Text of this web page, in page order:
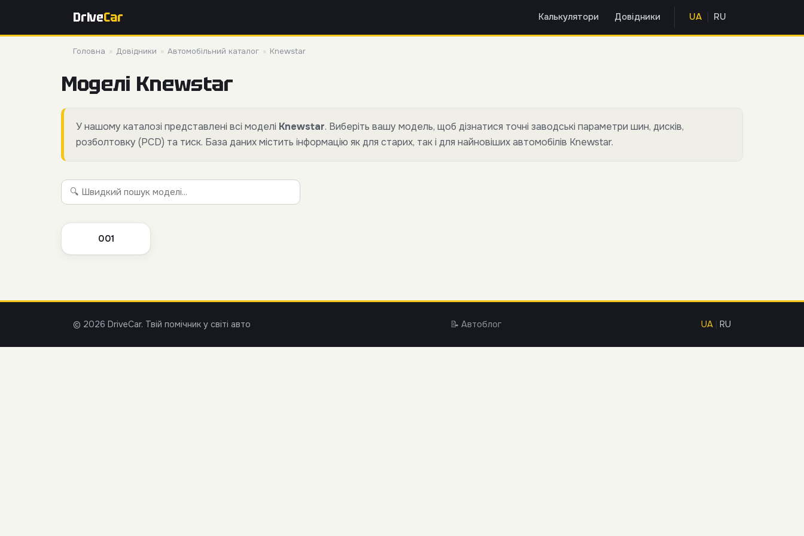
DriveCar Калькулятори Довідники UA RU
Головна » Довідники » Автомобільний каталог » Knewstar
Моделі Knewstar
У нашому каталозі представлені всі моделі Knewstar. Виберіть вашу модель, щоб дізнатися точні заводські параметри шин, дисків,
розболтовку (PCD) та тиск. База даних містить інформацію як для старих, так і для найновіших автомобілів Knewstar.
001
© 2026 DriveCar. Твій помічник у світі авто 📝 Автоблог UA RU